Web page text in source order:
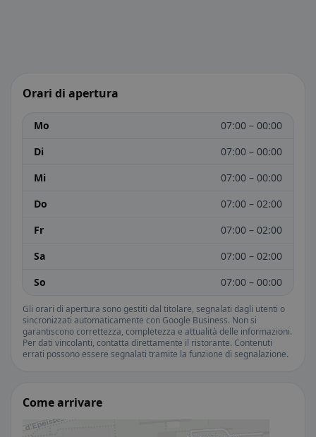
Orari di apertura
Mo
07:00 – 00:00
Di
07:00 – 00:00
Mi
07:00 – 00:00
Do
07:00 – 02:00
Fr
07:00 – 02:00
Sa
07:00 – 02:00
So
07:00 – 00:00
Gli orari di apertura sono gestiti dal titolare, segnalati dagli utenti o
sincronizzati automaticamente con Google Business. Non si
garantiscono correttezza, completezza e attualità delle informazioni.
Per dati vincolanti, contatta direttamente il ristorante. Contenuti
errati possono essere segnalati tramite la funzione di segnalazione.
Come arrivare